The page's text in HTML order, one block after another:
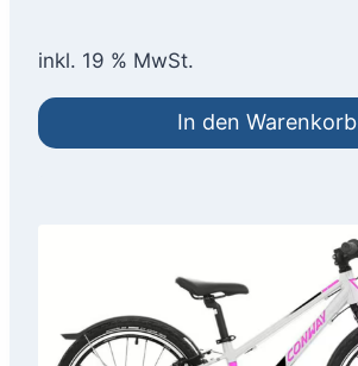
inkl. 19 % MwSt.
In den Warenkorb